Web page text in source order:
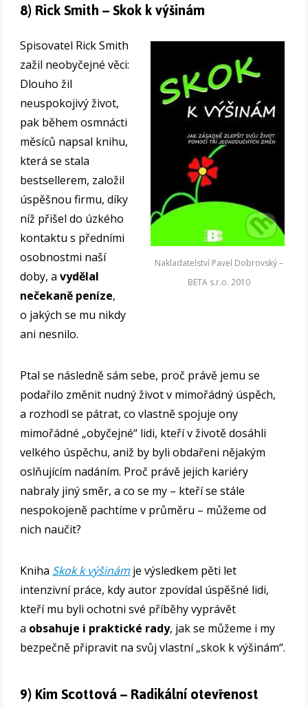
8) Rick Smith – Skok k výšinám
Nakladatelství Pavel Dobrovský –
BETA s.r.o. 2010
Spisovatel Rick Smith
zažil neobyčejné věci:
Dlouho žil
neuspokojivý život,
pak během osmnácti
měsíců napsal knihu,
která se stala
bestsellerem, založil
úspěšnou firmu, díky
níž přišel do úzkého
kontaktu s předními
osobnostmi naší
doby, avydělal
nečekaně peníze,
o jakých se mu nikdy
ani nesnilo.
Ptal se následně sám sebe, proč právě jemu se
podařilo změnit nudný život v mimořádný úspěch,
a rozhodl se pátrat, co vlastně spojuje ony
mimořádné „obyčejné“ lidi, kteří v životě dosáhli
velkého úspěchu, aniž by byli obdařeni nějakým
oslňujícím nadáním. Proč právě jejich kariéry
nabraly jiný směr, a co se my – kteří se stále
nespokojeně pachtíme v průměru – můžeme od
nich naučit?
Kniha Skok k výšinám je výsledkem pěti let
intenzivní práce, kdy autor zpovídal úspěšné lidi,
kteří mu byli ochotni své příběhy vyprávět
a obsahuje i praktické rady, jak se můžeme i my
bezpečně připravit na svůj vlastní „skok k výšinám“.
9) Kim Scottová – Radikální otevřenost